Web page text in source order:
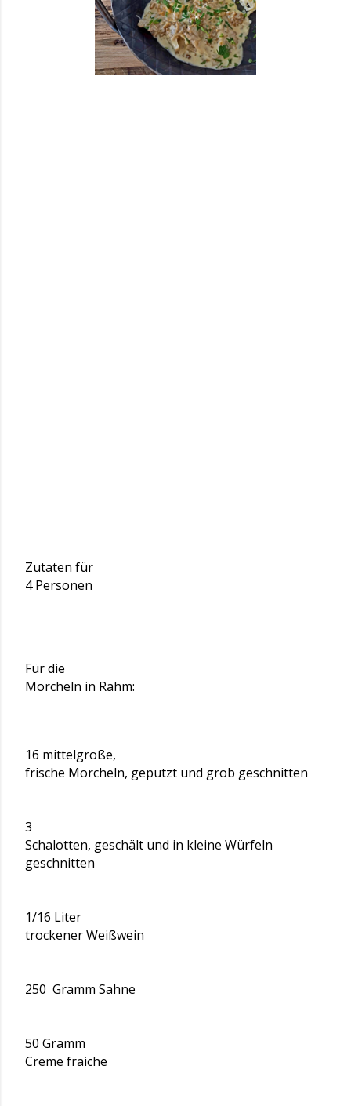
Zutaten für
4 Personen
Für die
Morcheln in Rahm:
16 mittelgroße,
frische Morcheln, geputzt und grob geschnitten
3
Schalotten, geschält und in kleine Würfeln
geschnitten
1/16 Liter
trockener Weißwein
250 Gramm Sahne
50 Gramm
Creme fraiche